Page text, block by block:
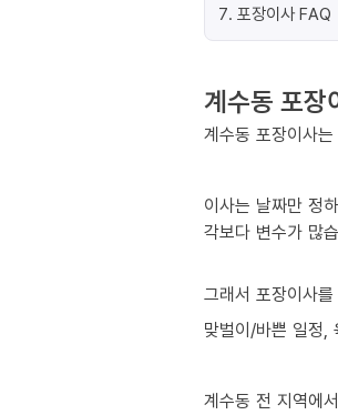
7. 포장이사 FAQ
계수동 포장
계수동 포장이사
이사는 날짜만 정
각보다 변수가 많
그래서 포장이사
맞벌이/바쁜 일정,
계수동 전 지역에